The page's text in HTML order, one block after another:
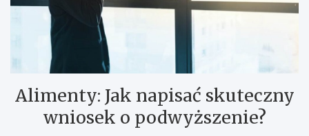
Alimenty: Jak napisać skuteczny
wniosek o podwyższenie?